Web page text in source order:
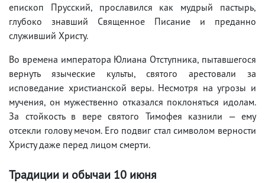
епископ Прусский, прославился как мудрый пастырь,
глубоко знавший Священное Писание и преданно
служивший Христу.
Во времена императора Юлиана Отступника, пытавшегося
вернуть языческие культы, святого арестовали за
исповедание христианской веры. Несмотря на угрозы и
мучения, он мужественно отказался поклоняться идолам.
За стойкость в вере святого Тимофея казнили — ему
отсекли голову мечом. Его подвиг стал символом верности
Христу даже перед лицом смерти.
Традиции и обычаи 10 июня